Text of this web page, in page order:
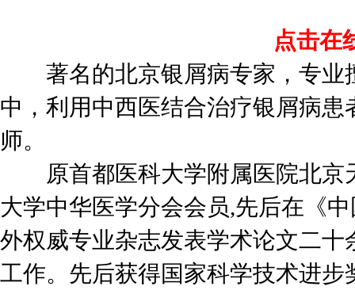
点击在
著名的北京银屑病专家，专业
中，利用中西医结合治疗银屑病
师。
原首都医科大学附属医院北京
大学中华医学分会会员,先后在《
外权威专业杂志发表学术论文二
工作。先后获得国家科学技术进